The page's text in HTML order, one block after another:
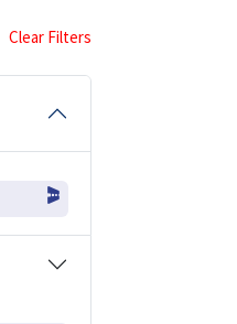
Clear Filters